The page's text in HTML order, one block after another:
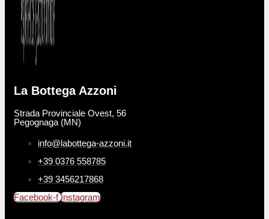
La Bottega Azzoni
Strada Provinciale Ovest, 56
Pegognaga (MN)
info@labottega-azzoni.it
+39 0376 558785
+39 3456217868
Facebook-f Instagram